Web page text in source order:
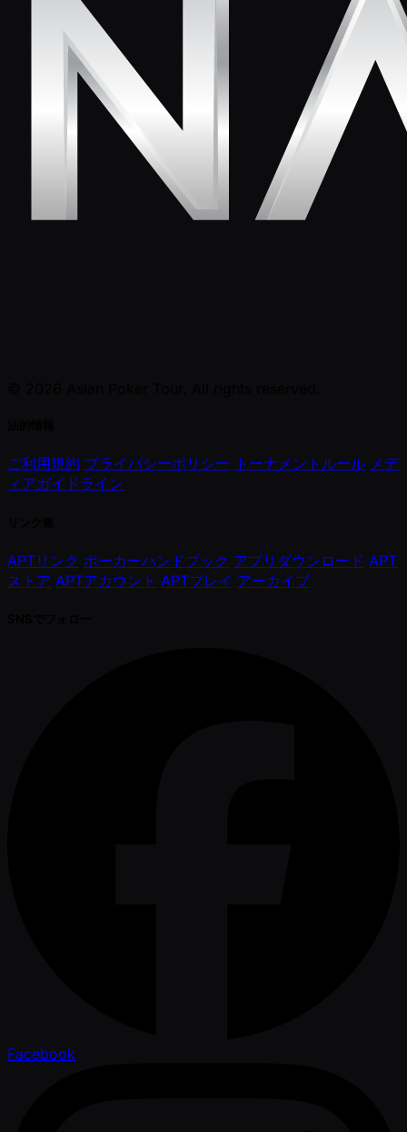
ご利用規約 プライバシーポリシー トーナメントルール メデ
ィアガイドライン
APTリンク ポーカーハンドブック アプリダウンロード APT
ストア APTアカウント APTプレイ アーカイブ
Facebook